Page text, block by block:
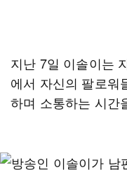
지난 7일 이솔이는
에서 자신의 팔로워
하며 소통하는 시간